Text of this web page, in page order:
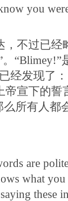
you
不过已经
“Blimey!”
经发现了
宣下的誓
么所有人都
are
what you
these